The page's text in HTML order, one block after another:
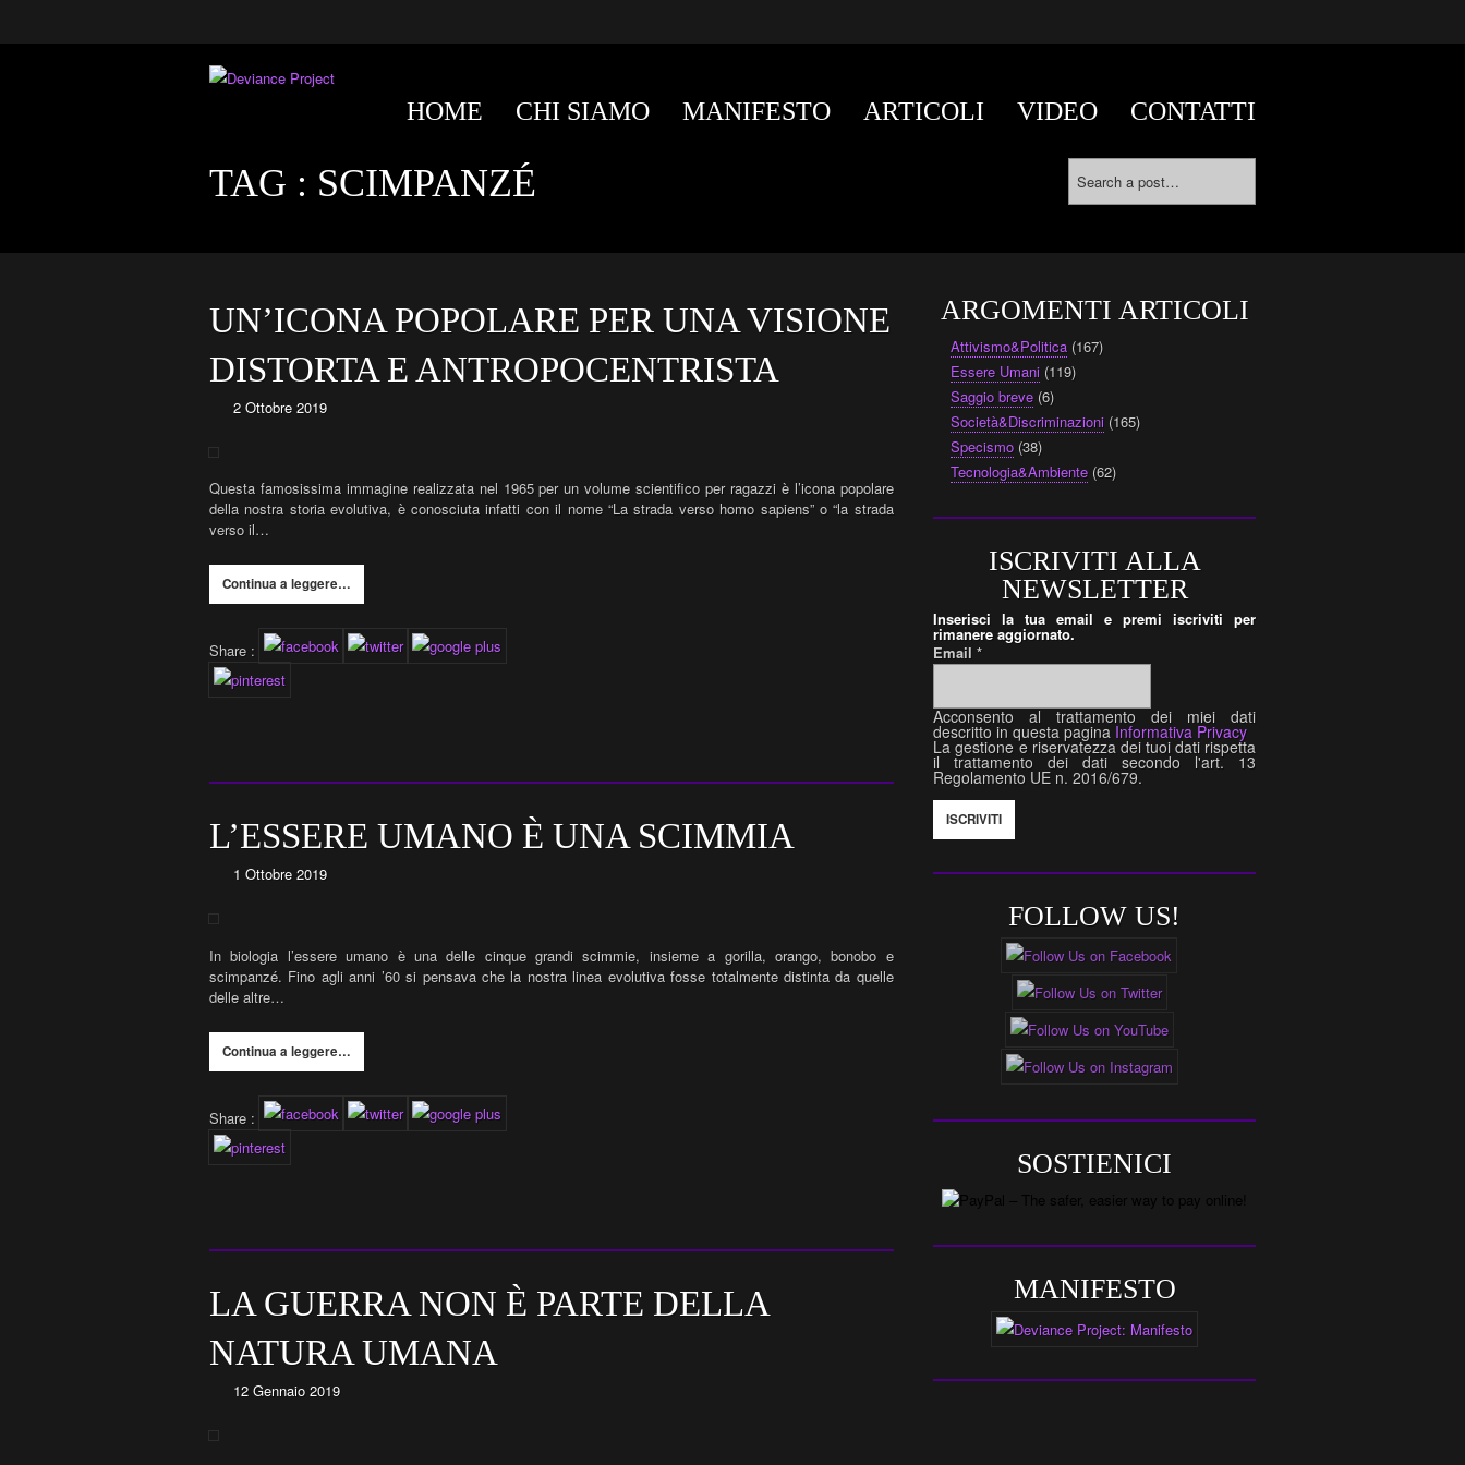
HOME CHI SIAMO MANIFESTO ARTICOLI VIDEO CONTATTI
TAG : SCIMPANZÉ
UN’ICONA POPOLARE PER UNA VISIONE
DISTORTA E ANTROPOCENTRISTA
2 Ottobre 2019
Questa famosissima immagine realizzata nel 1965 per un volume scientifico per ragazzi è l’icona popolare
della nostra storia evolutiva, è conosciuta infatti con il nome “La strada verso homo sapiens” o “la strada
verso il…
Continua a leggere…
Share :
L’ESSERE UMANO È UNA SCIMMIA
1 Ottobre 2019
In biologia l’essere umano è una delle cinque grandi scimmie, insieme a gorilla, orango, bonobo e
scimpanzé. Fino agli anni ’60 si pensava che la nostra linea evolutiva fosse totalmente distinta da quelle
delle altre…
Continua a leggere…
Share :
LA GUERRA NON È PARTE DELLA
NATURA UMANA
12 Gennaio 2019
ARGOMENTI ARTICOLI
Attivismo&Politica (167)
Essere Umani (119)
Saggio breve (6)
Società&Discriminazioni (165)
Specismo (38)
Tecnologia&Ambiente (62)
ISCRIVITI ALLA
NEWSLETTER
Inserisci la tua email e premi iscriviti per
rimanere aggiornato.
Email*
Acconsento al trattamento dei miei dati
descritto in questa pagina Informativa Privacy
La gestione e riservatezza dei tuoi dati rispetta
il trattamento dei dati secondo l'art. 13
Regolamento UE n. 2016/679.
FOLLOW US!
SOSTIENICI
MANIFESTO